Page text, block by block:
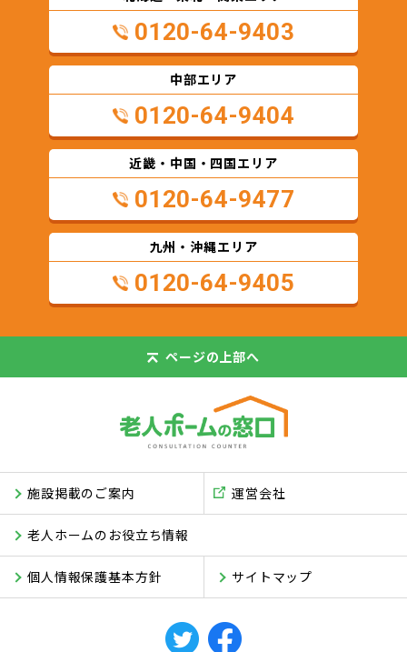
0120-64-9403
中部エリア
0120-64-9404
近畿・中国・四国エリア
0120-64-9477
九州・沖縄エリア
0120-64-9405
ページの 上部へ
施設掲載のご案内
老人ホームのお役立ち情報
サイトマップ
運営会社
個人情報保護基本方針